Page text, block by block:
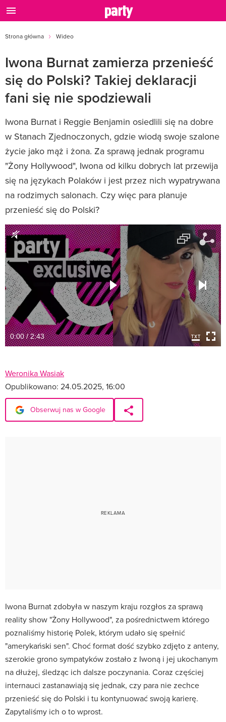
Strona główna Wideo
Iwona Burnat zamierza przenieść
się do Polski? Takiej deklaracji
fani się nie spodziewali
Iwona Burnat i Reggie Benjamin osiedlili się na dobre
w Stanach Zjednoczonych, gdzie wiodą swoje szalone
życie jako mąż i żona. Za sprawą jednak programu
"Żony Hollywood", Iwona od kilku dobrych lat przewija
się na językach Polaków i jest przez nich wypatrywana
na rodzimych salonach. Czy więc para planuje
przenieść się do Polski?
0:00 / 2:43
Weronika Wasiak
Opublikowano: 24.05.2025, 16:00
Obserwuj nas w Google
Iwona Burnat zdobyła w naszym kraju rozgłos za sprawą
reality show "Żony Hollywood", za pośrednictwem którego
poznaliśmy historię Polek, którym udało się spełnić
"amerykański sen". Choć format dość szybko zdjęto z anteny,
szerokie grono sympatyków zostało z Iwoną i jej ukochanym
na dłużej, śledząc ich dalsze poczynania. Coraz częściej
internauci zastanawiają się jednak, czy para nie zechce
przenieść się do Polski i tu kontynuować swoją karierę.
Zapytaliśmy ich o to wprost.